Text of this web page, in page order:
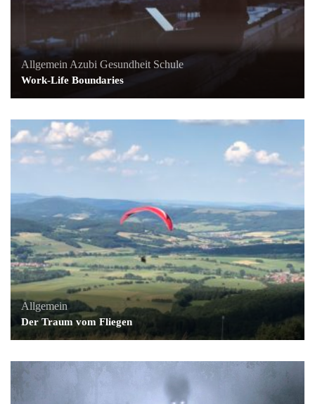
AllgemeinAzubi Gesundheit Schule
Work-Life Boundaries
Allgemein
Der Traum vom Fliegen